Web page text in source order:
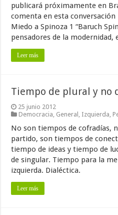
publicará próximamente en
comenta en esta
Miedo a Spinoza 1 “Baruch
pensadores de la modernidad,
Leer más
Tiempo de plural y no
25 junio 2012
Democracia General Izquierda
No son tiempos de cofradías,
partido, son tiempos de
tiempo de ideas y tiempo de
de singular. Tiempo para la
izquierda. Dialéctica.
Leer más